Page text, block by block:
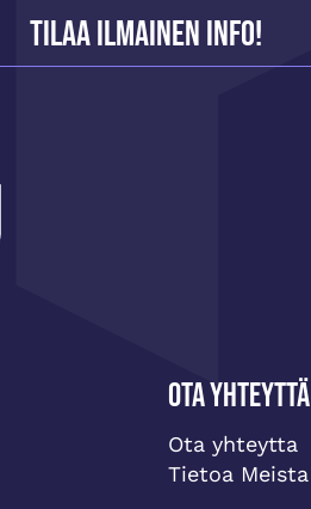
Tilaa ilmainen info!
Ota yhteyttä
Ota yhteytta
Tietoa Meista